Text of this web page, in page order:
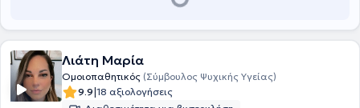
Λιάτη Μαρία
Ομοιοπαθητικός (Σύμβουλος Ψυχικής Υγείας)
9.9|18 αξιολογήσεις